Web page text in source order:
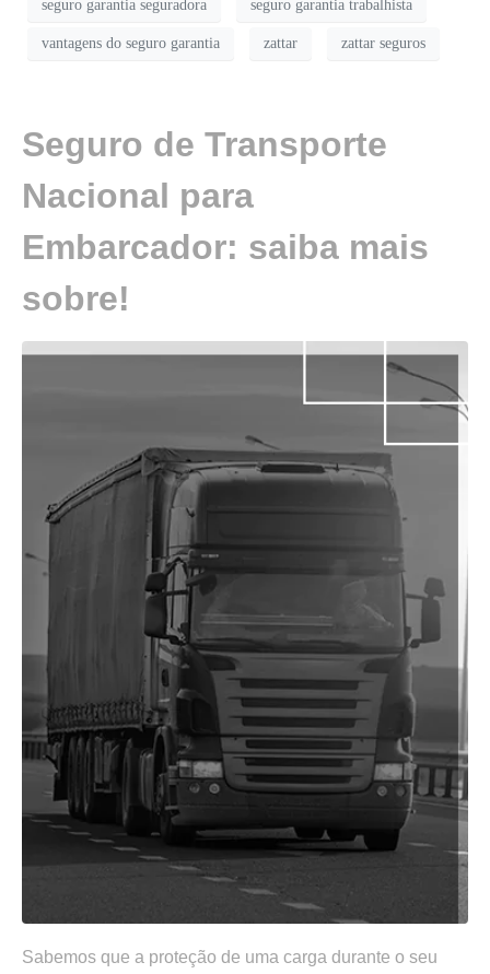
seguro garantia seguradora seguro garantia trabalhista
vantagens do seguro garantia zattar zattar seguros
Seguro de Transporte
Nacional para
Embarcador: saiba mais
sobre!
Sabemos que a proteção de uma carga durante o seu